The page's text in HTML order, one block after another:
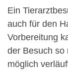
Ein
auch für den
Vorbereitung
der Besuch so
möglich